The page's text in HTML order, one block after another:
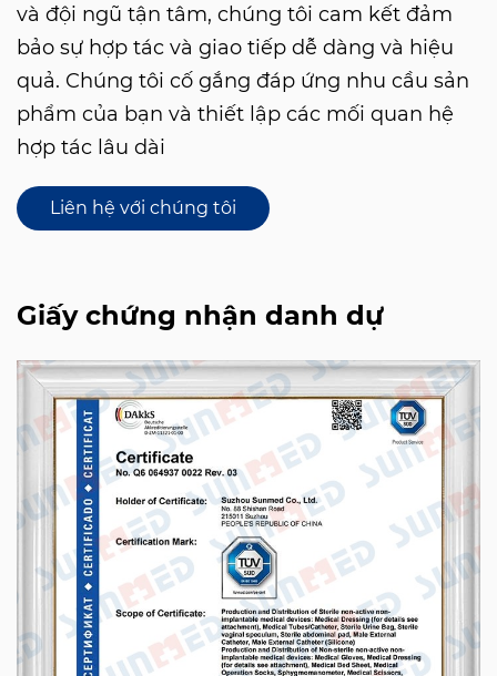
và đội ngũ tận tâm, chúng tôi cam kết đảm
bảo sự hợp tác và giao tiếp dễ dàng và hiệu
quả. Chúng tôi cố gắng đáp ứng nhu cầu sản
phẩm của bạn và thiết lập các mối quan hệ
hợp tác lâu dài
Liên hệ với chúng tôi
Giấy chứng nhận danh dự